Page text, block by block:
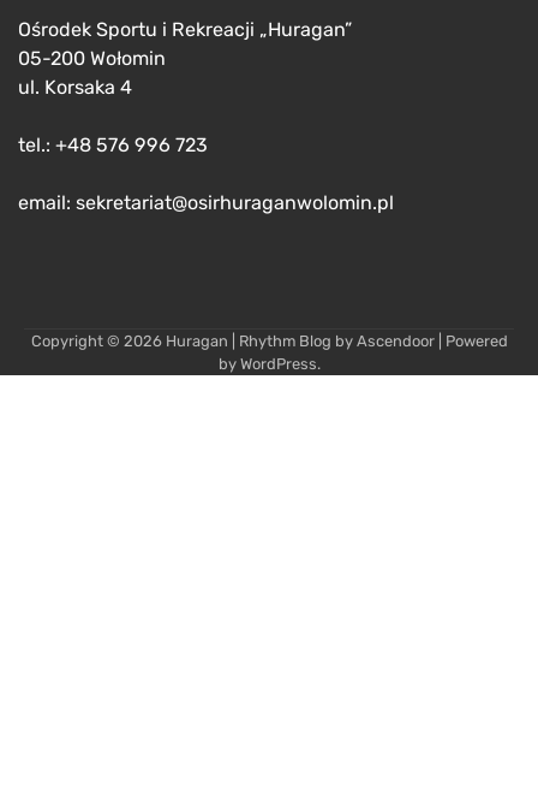
Ośrodek Sportu i Rekreacji „Huragan”
05-200 Wołomin
ul. Korsaka 4
tel.: +48 576 996 723
email: sekretariat@osirhuraganwolomin.pl
Copyright © 2026 Huragan | Rhythm Blog by Ascendoor| Powered
by WordPress.